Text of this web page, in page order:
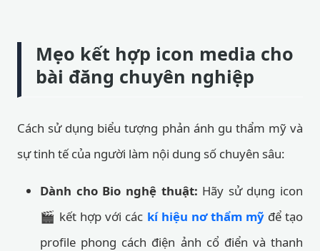
Mẹo kết hợp icon media cho
bài đăng chuyên nghiệp
Cách sử dụng biểu tượng phản ánh gu thẩm mỹ và
sự tinh tế của người làm nội dung số chuyên sâu:
Dành cho Bio nghệ thuật: Hãy sử dụng icon
🎬 kết hợp với các kí hiệu nơ thẩm mỹđể tạo
profile phong cách điện ảnh cổ điển và thanh